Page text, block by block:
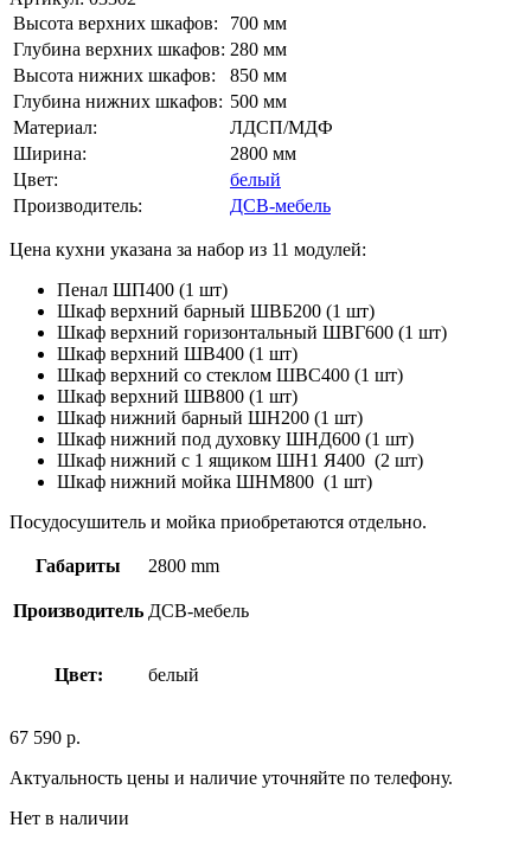
Высота верхних шкафов:
700 мм
Глубина верхних шкафов: 280 мм
Высота нижних шкафов:
850 мм
Глубина нижних шкафов: 500 мм
Материал:
ЛДСП/МДФ
Ширина:
2800 мм
Цвет:
белый
Производитель:
ДСВ-мебель
Цена кухни указана за набор из 11 модулей:
Пенал ШП400 (1 шт)
Шкаф верхний барный ШВБ200 (1 шт)
Шкаф верхний горизонтальный ШВГ600 (1 шт)
Шкаф верхний ШВ400 (1 шт)
Шкаф верхний со стеклом ШВС400 (1 шт)
Шкаф верхний ШВ800 (1 шт)
Шкаф нижний барный ШН200 (1 шт)
Шкаф нижний под духовку ШНД600 (1 шт)
Шкаф нижний с 1 ящиком ШН1 Я400 (2 шт)
Шкаф нижний мойка ШНМ800 (1 шт)
Посудосушитель и мойка приобретаются отдельно.
Габариты 2800 mm
Производитель ДСВ-мебель
Цвет: белый
67 590 р.
Актуальность цены и наличие уточняйте по телефону.
Нет в наличии